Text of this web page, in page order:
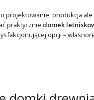
projektowanie, produkcja ale
praktycznie domek
opcji –